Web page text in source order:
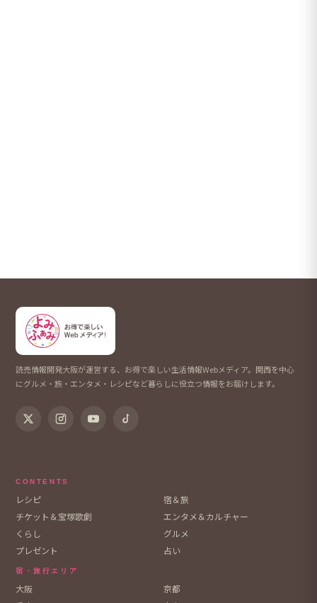
読売情報開発大阪が運営する、お得で楽しい生活情報Webメディア。関西を中心
にグルメ・旅・エンタメ・レシピなど暮らしに役立つ情報をお届けします。
CONTENTS
レシピ
宿＆旅
チケット＆宝塚歌劇
エンタメ＆カルチャー
くらし
グルメ
プレゼント
占い
宿・旅行エリア
大阪
京都